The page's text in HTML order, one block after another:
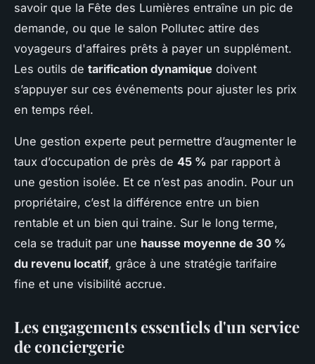
savoir que la Fête des Lumières entraîne un pic de
demande, ou que le salon Pollutec attire des
voyageurs d'affaires prêts à payer un supplément.
Les outils de tarification dynamique doivent
s’appuyer sur ces événements pour ajuster les prix
en temps réel.
Une gestion experte peut permettre d’augmenter le
taux d’occupation de près de 45 % par rapport à
une gestion isolée. Et ce n’est pas anodin. Pour un
propriétaire, c’est la différence entre un bien
rentable et un bien qui traine. Sur le long terme,
cela se traduit par une hausse moyenne de 30 %
du revenu locatif, grâce à une stratégie tarifaire
fine et une visibilité accrue.
Les engagements essentiels d'un service
de conciergerie